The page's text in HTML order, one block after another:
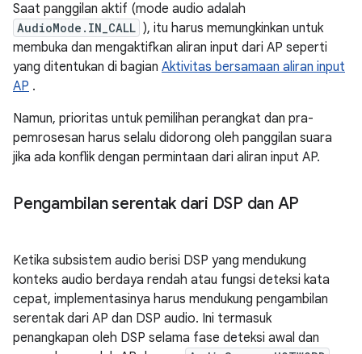
Saat panggilan aktif (mode audio adalah
AudioMode.IN_CALL ), itu harus memungkinkan untuk
membuka dan mengaktifkan aliran input dari AP seperti
yang ditentukan di bagian Aktivitas bersamaan aliran input
AP .
Namun, prioritas untuk pemilihan perangkat dan pra-
pemrosesan harus selalu didorong oleh panggilan suara
jika ada konflik dengan permintaan dari aliran input AP.
Pengambilan serentak dari DSP dan AP
Ketika subsistem audio berisi DSP yang mendukung
konteks audio berdaya rendah atau fungsi deteksi kata
cepat, implementasinya harus mendukung pengambilan
serentak dari AP dan DSP audio. Ini termasuk
penangkapan oleh DSP selama fase deteksi awal dan